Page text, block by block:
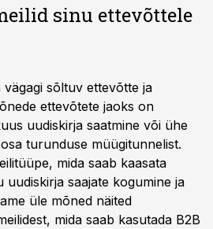
sinu ettevõttele
sõltuv ettevõtte ja
ettevõtete jaoks on
uudiskirja saatmine või ühe
turunduse müügitunnelist.
mida saab kaasata
uudiskirja saajate kogumine ja
üle mõned näited
mida saab kasutada B2B